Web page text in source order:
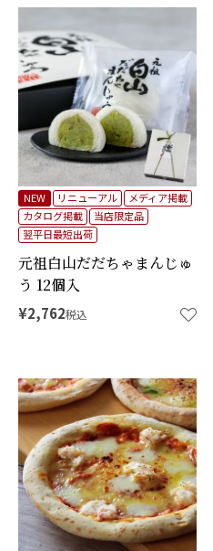
元祖白山だだちゃまんじゅ
う 12個入
NEW リニューアル
メディア掲載
カタログ掲載
当店限定品
翌平日最短出荷
¥2,762税込